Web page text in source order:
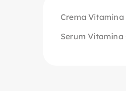
Crema
Serum Vitamina